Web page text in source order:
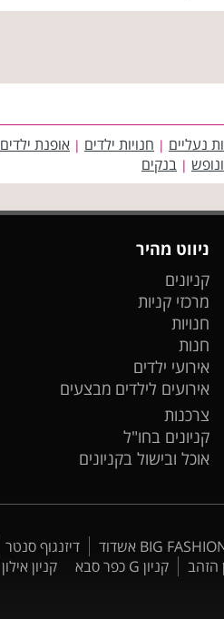
נעליים | חנויות ילדים | אופנת ילדים
| בנקים
ניווט מהיר
קניונים
מרכזי קניות
חנויות
חנות
אירועי ילדים
אירועים לילדים מבצעים
צרכנות
קניונים בחו"ל
אוכל ובישול בקניונים
דיזנגוף סנטר
הזהב
קניון G כפר סבא קניון אילון